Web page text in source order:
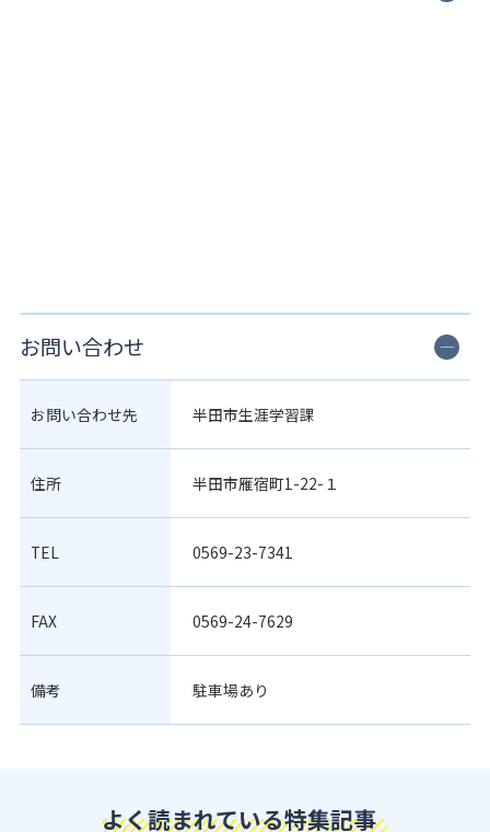
お問い合わせ
お問い合わせ先 半田市生涯学習課
住所 半田市雁宿町1-22-１
TEL 0569-23-7341
FAX 0569-24-7629
備考 駐車場あり
よく読まれている特集記事